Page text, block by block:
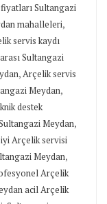
Sultangazi
mahalleleri,
servis kaydı
Sultangazi
,Arçelik servis
Meydan,
destek
Meydan,
Arçelik servisi
Meydan,
Arçelik
acil Arçelik